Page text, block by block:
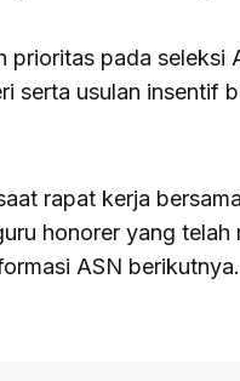
prioritas pada seleksi
serta usulan insentif
rapat kerja
honorer yang telah
ASN berikutnya.